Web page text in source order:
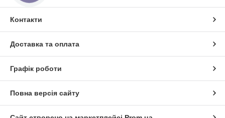
Контакти
Доставка та оплата
Графік роботи
Повна версія сайту